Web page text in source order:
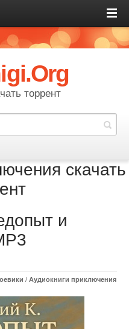
торрент
скачать
и
/ Аудиокниги приключения